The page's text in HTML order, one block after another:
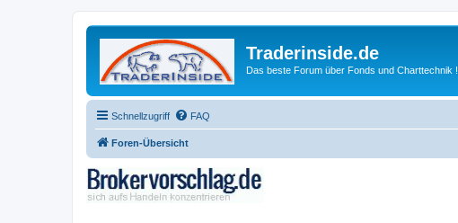
Traderinside.de
Das beste Forum über Fonds und Charttechnik !
Schnellzugriff FAQ
Foren-Übersicht